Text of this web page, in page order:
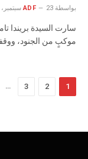
بواسطة ADF 23 سبتمبر، 2025
سارت السيدة بريندا
موكبٍ من الجنود،
1
2
3
…